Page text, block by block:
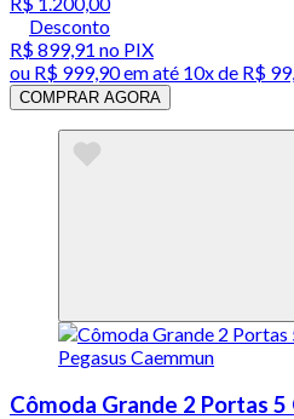
Desconto
R$ 899,91 no PIX
ou R$ 999,90em até 10x de R$
COMPRAR AGORA
Cômoda Grande 2 Portas